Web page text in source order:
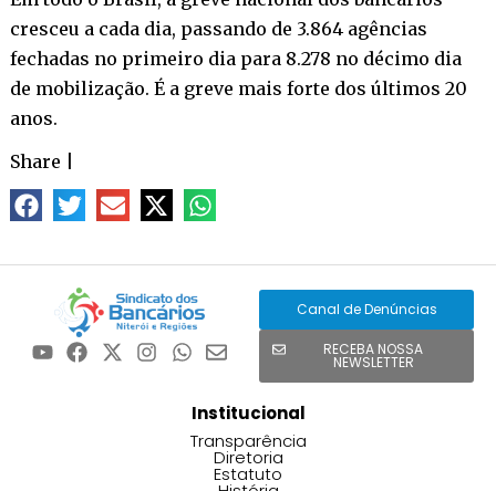
cresceu a cada dia, passando de 3.864 agências
fechadas no primeiro dia para 8.278 no décimo dia
de mobilização. É a greve mais forte dos últimos 20
anos.
Share
Canal de Denúncias
RECEBA NOSSA
NEWSLETTER
Institucional
Transparência
Diretoria
Estatuto